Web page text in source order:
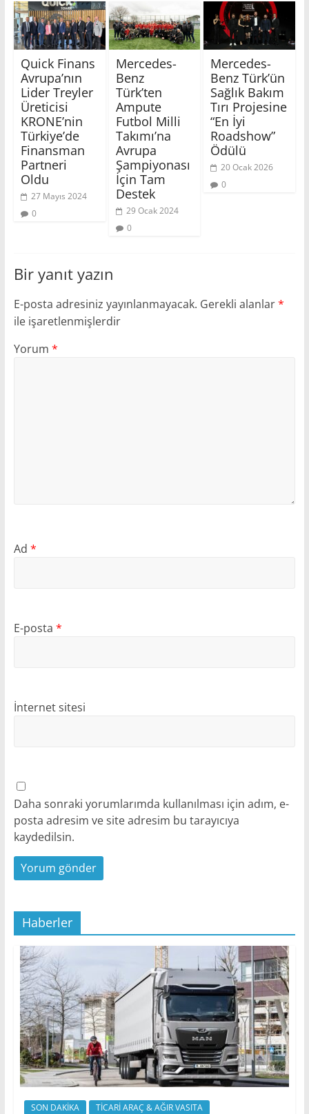
Quick Finans
Avrupa’nın
Lider Treyler
Üreticisi
KRONE’nin
Türkiye’de
Finansman
Partneri
Oldu
27 Mayıs 2024
0
Mercedes-
Benz
Türk’ten
Ampute
Futbol Milli
Takımı’na
Avrupa
Şampiyonası
İçin Tam
Destek
29 Ocak 2024
0
Mercedes-
Benz Türk’ün
Sağlık Bakım
Tırı Projesine
“En İyi
Roadshow”
Ödülü
20 Ocak 2026
0
Bir yanıt yazın
E-posta adresiniz yayınlanmayacak. Gerekli alanlar*
ile işaretlenmişlerdir
Yorum *
Ad *
E-posta *
İnternet sitesi
Daha sonraki yorumlarımda kullanılması için adım, e-
posta adresim ve site adresim bu tarayıcıya
kaydedilsin.
Haberler
SON DAKİKA TİCARİ ARAÇ & AĞIR VASITA